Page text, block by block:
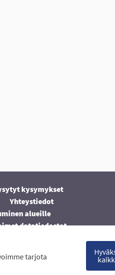
tarjota
kysymykset
Yhteystiedot
alueille
datatiedostot